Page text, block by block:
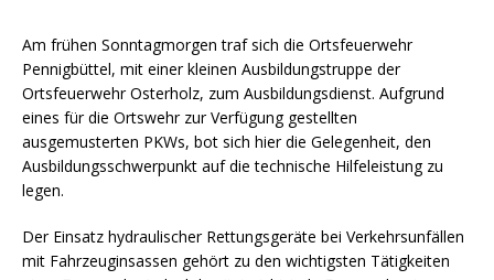
Am frühen Sonntagmorgen traf sich die Ortsfeuerwehr
Pennigbüttel, mit einer kleinen Ausbildungstruppe der
Ortsfeuerwehr Osterholz, zum Ausbildungsdienst. Aufgrund
eines für die Ortswehr zur Verfügung gestellten
ausgemusterten PKWs, bot sich hier die Gelegenheit, den
Ausbildungsschwerpunkt auf die technische Hilfeleistung zu
legen.
Der Einsatz hydraulischer Rettungsgeräte bei Verkehrsunfällen
mit Fahrzeuginsassen gehört zu den wichtigsten Tätigkeiten